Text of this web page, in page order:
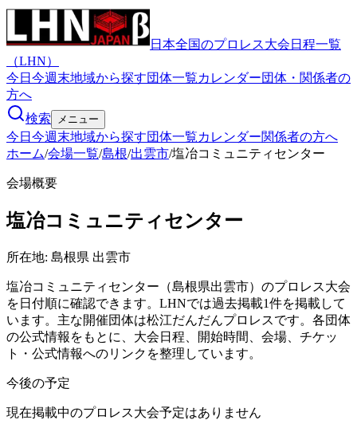
日本全国のプロレス大会日程一覧
（LHN）
今日 今週末地域から探す団体一覧カレンダー団体・関係者の
方へ
検索
メニュー
今日 今週末地域から探す団体一覧カレンダー関係者の方へ
ホーム/会場一覧/島根/出雲市/塩冶コミュニティセンター
会場概要
塩冶コミュニティセンター
所在地: 島根県 出雲市
塩冶コミュニティセンター（島根県出雲市）のプロレス大会
を日付順に確認できます。LHNでは過去掲載1件を掲載して
います。主な開催団体は松江だんだんプロレスです。各団体
の公式情報をもとに、大会日程、開始時間、会場、チケッ
ト・公式情報へのリンクを整理しています。
今後の予定
現在掲載中のプロレス大会予定はありません